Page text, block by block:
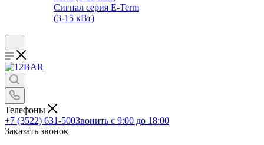
Сигнал серия E-Term
(3-15 кВт)
Телефоны
+7 (3522) 631-500Звонить с 9:00 до 18:00
Заказать звонок